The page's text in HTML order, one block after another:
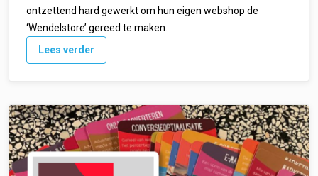
ontzettend hard gewerkt om hun eigen webshop de
‘Wendelstore’ gereed te maken.
Lees verder